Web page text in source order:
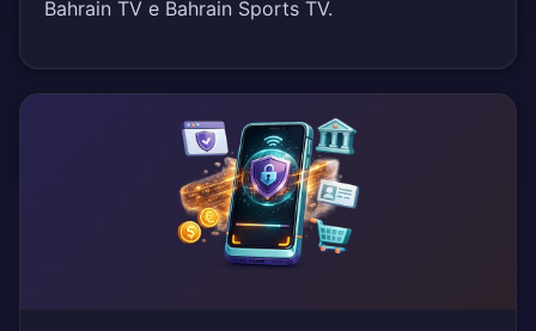
Bahrain TV e Bahrain Sports TV.